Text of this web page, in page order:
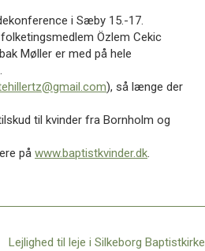
i Sæby 15.-17.
Özlem Cekic
Møller er med på hele
), så længe der
til kvinder fra Bornholm og
på www.baptistkvinder.dk.
Lejlighed til leje i Silkeborg Baptistkirke